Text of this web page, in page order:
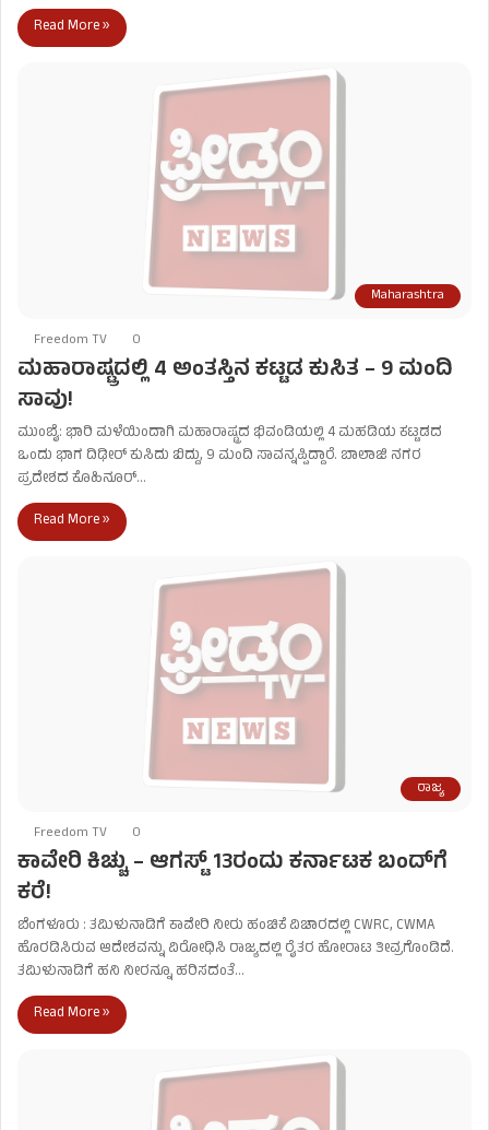
Read More »
Maharashtra
Freedom TV 0
ಮಹಾರಾಷ್ಟ್ರದಲ್ಲಿ 4 ಅಂತಸ್ತಿನ ಕಟ್ಟಡ ಕುಸಿತ – 9 ಮಂದಿ
ಸಾವು!
ಮುಂಬೈ: ಭಾರಿ ಮಳೆಯಿಂದಾಗಿ ಮಹಾರಾಷ್ಟ್ರದ ಭಿವಂಡಿಯಲ್ಲಿ 4 ಮಹಡಿಯ ಕಟ್ಟಡದ
ಒಂದು ಭಾಗ ದಿಢೀರ್ ಕುಸಿದು ಬಿದ್ದು, 9 ಮಂದಿ ಸಾವನ್ನಪ್ಪಿದ್ದಾರೆ. ಬಾಲಾಜಿ ನಗರ
ಪ್ರದೇಶದ ಕೊಹಿನೂರ್…
Read More »
ರಾಜ್ಯ
Freedom TV 0
ಕಾವೇರಿ ಕಿಚ್ಚು – ಆಗಸ್ಟ್​ 13ರಂದು ಕರ್ನಾಟಕ ಬಂದ್​ಗೆ
ಕರೆ!
ಬೆಂಗಳೂರು : ತಮಿಳುನಾಡಿಗೆ ಕಾವೇರಿ ನೀರು ಹಂಚಿಕೆ ವಿಚಾರದಲ್ಲಿ CWRC, CWMA
ಹೊರಡಿಸಿರುವ ಆದೇಶವನ್ನು ವಿರೋಧಿಸಿ ರಾಜ್ಯದಲ್ಲಿ ರೈತರ ಹೋರಾಟ ತೀವ್ರಗೊಂಡಿದೆ.
ತಮಿಳುನಾಡಿಗೆ ಹನಿ ನೀರನ್ನೂ ಹರಿಸದಂತೆ…
Read More »